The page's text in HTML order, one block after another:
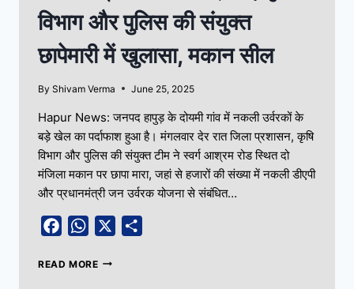
विभाग और पुलिस की संयुक्त
छापेमारी में खुलासा, मकान सील
By Shivam Verma June 25, 2025
Hapur News: जनपद हापुड़ के दोयमी गांव में नकली उर्वरकों के
बड़े खेल का पर्दाफाश हुआ है। मंगलवार देर रात जिला प्रशासन, कृषि
विभाग और पुलिस की संयुक्त टीम ने स्वर्ग आश्रम रोड स्थित दो
मंजिला मकान पर छापा मारा, जहां से हजारों की संख्या में नकली डीएपी
और प्रधानमंत्री जन उर्वरक योजना से संबंधित…
FacebookWhatsApp
READ MORE